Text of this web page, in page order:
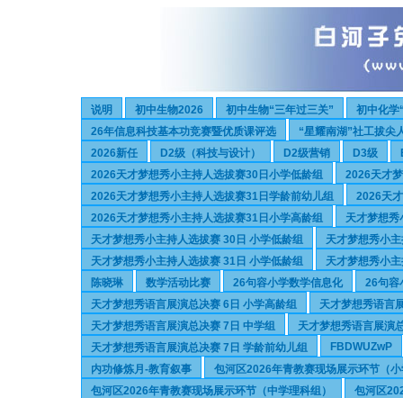
说明 初中生物2026 初中生物“三年过三关”
初中化学
26年信息科技基本功竞赛暨优质课评选
“星耀南湖”社工拔尖
2026新任
D2级（科技与设计） D2级营销 D3级
2026天才梦想秀小主持人选拔赛30日小学低龄组
2026天才
2026天才梦想秀小主持人选拔赛31日学龄前幼儿组
2026天
2026天才梦想秀小主持人选拔赛31日小学高龄组
天才梦想
天才梦想秀小主持人选拔赛 30日 小学低龄组
天才梦想秀小
天才梦想秀小主持人选拔赛 31日 小学低龄组
天才梦想秀小
陈晓琳
数学活动比赛 26句容小学数学信息化
26句容
天才梦想秀语言展演总决赛 6日 小学高龄组
天才梦想秀语言
天才梦想秀语言展演总决赛 7日 中学组
天才梦想秀语言展演
天才梦想秀语言展演总决赛 7日 学龄前幼儿组
FBDWUZwP
内功修炼月-教育叙事
包河区2026年青教赛现场展示环节（
包河区2026年青教赛现场展示环节（中学理科组）
包河区